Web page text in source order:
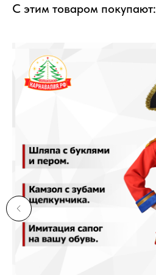
С этим товаром покупают: